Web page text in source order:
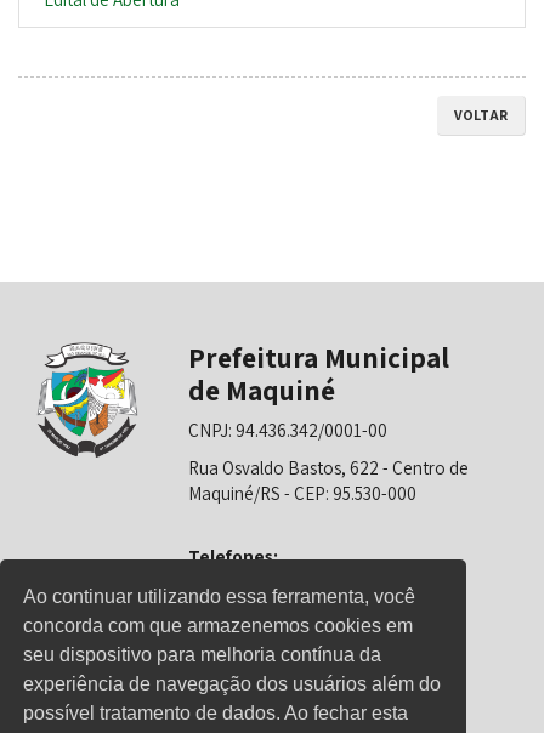
Ao continuar utilizando essa ferramenta, você
concorda com que armazenemos cookies em
seu dispositivo para melhoria contínua da
experiência de navegação dos usuários além do
possível tratamento de dados. Ao fechar esta
VOLTAR
Prefeitura Municipal
de Maquiné
CNPJ: 94.436.342/0001-00
Rua Osvaldo Bastos, 622 - Centro de
Maquiné/RS - CEP: 95.530-000
Telefones:
0800-6281325 (Prefeitura)
0800-6281326 (Educação)
0800-6281139 (Saúde)